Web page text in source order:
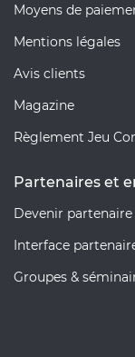
Moyens de
Mentions légales
Avis clients
Magazine
Règlement Jeu
Partenaires et
Devenir partenaire
Interface
Groupes &